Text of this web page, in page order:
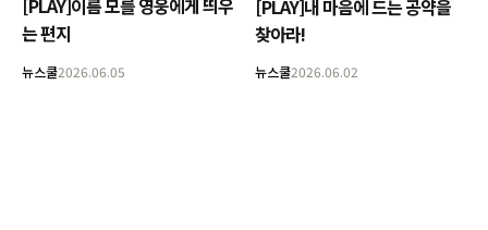
[PLAY]이름 모를 영웅에게 띄우
는 편지
뉴스쿨2026.06.05
[PLAY]내 마음에 드는 공약을
찾아라!
뉴스쿨2026.06.02